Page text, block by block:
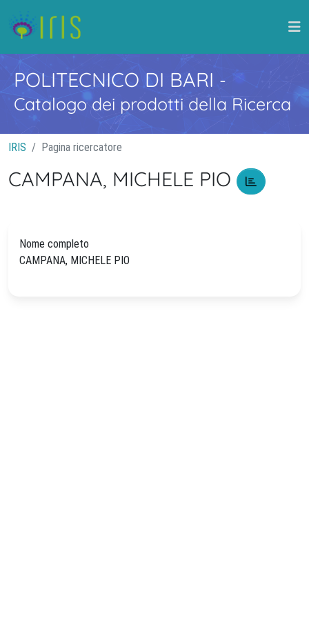
POLITECNICO DI BARI -
Catalogo dei prodotti della Ricerca
IRIS Pagina ricercatore
CAMPANA, MICHELE PIO
Nome completo
CAMPANA, MICHELE PIO